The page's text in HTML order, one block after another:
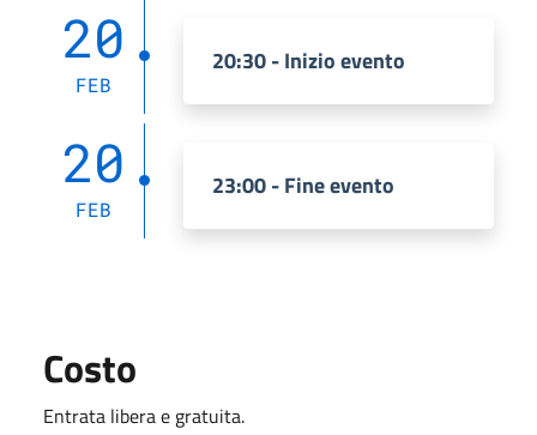
20
FEB
20:30 - Inizio evento
20
FEB
23:00 - Fine evento
Costo
Entrata libera e gratuita.